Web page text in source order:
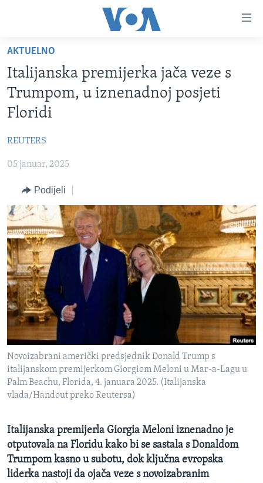
glavni
sadržaj
Pređi
na
glavnu
Idi
na
pretragu
TV PROGRAM
VIDEO
FOTOGRAFIJE DANA
BOSNA I HERCEGOVINA
SVIJET
NAUKA I TEHNOLOGIJA
SPECIJALNI PROJEKTI
KORUPCIJA
SLOBODA MEDIJA
ŽENSKA STRANA
IZBJEGLIČKA STRANA
MAGAZIN
O GLASU AMERIKE
Learning English
PRATITE NAS
AKTUELNO
Italijanska premijerka jača veze s
Trumpom, u iznenadnoj posjeti
Floridi
REUTERS
05 januar, 2025
Podijeli
Novoizabrani američki predsjednik Donald Trump s
italijanskom premijerkom Giorgiom Meloni u Mar-a-Lagu u
Palm Beachu, Florida, 4. januara 2025. (Italijanska
vlada/Handout preko Reutersa)
Italijanska premijerla Giorgia Meloni iznenadno je
otputovala na Floridu kako bi se sastala s Donaldom
Trumpom kasno u subotu, dok ključna evropska
liderka nastoji da ojača veze s novoizabranim